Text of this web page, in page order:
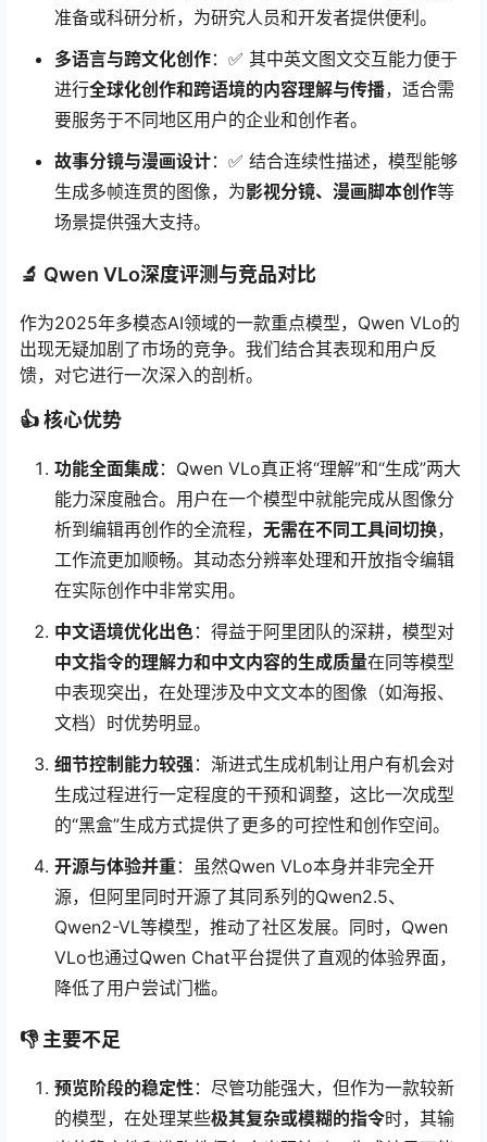
准备或科研分析，为研究人员和开发者提供便利。
多语言与跨文化创作：✅ 其中英文图文交互能力便于
进行全球化创作和跨语境的内容理解与传播，适合需
要服务于不同地区用户的企业和创作者。
故事分镜与漫画设计：✅ 结合连续性描述，模型能够
生成多帧连贯的图像，为影视分镜、漫画脚本创作等
场景提供强大支持。
🔬 Qwen VLo深度评测与竞品对比
作为2025年多模态AI领域的一款重点模型，Qwen VLo的
出现无疑加剧了市场的竞争。我们结合其表现和用户反
馈，对它进行一次深入的剖析。
👍 核心优势
功能全面集成：Qwen VLo真正将“理解”和“生成”两大
能力深度融合。用户在一个模型中就能完成从图像分
析到编辑再创作的全流程， 无需在不同工具间切换，
工作流更加顺畅。其动态分辨率处理和开放指令编辑
在实际创作中非常实用。
中文语境优化出色：得益于阿里团队的深耕，模型对
中文指令的理解力和中文内容的生成质量在同等模型
中表现突出，在处理涉及中文文本的图像（如海报、
文档）时优势明显。
细节控制能力较强 ：渐进式生成机制让用户有机会对
生成过程进行一定程度的干预和调整，这比一次成型
的“黑盒”生成方式提供了更多的可控性和创作空间。
开源与体验并重：虽然Qwen VLo本身并非完全开
源，但阿里同时开源了其同系列的Qwen2.5、
Qwen2-VL等模型，推动了社区发展。同时，Qwen
VLo也通过Qwen Chat平台提供了直观的体验界面，
降低了用户尝试门槛。
👎 主要不足
预览阶段的稳定性 ：尽管功能强大，但作为一款较新
的模型，在处理某些极其复杂或模糊的指令时，其输